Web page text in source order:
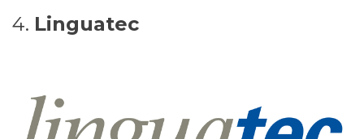
4. Linguatec